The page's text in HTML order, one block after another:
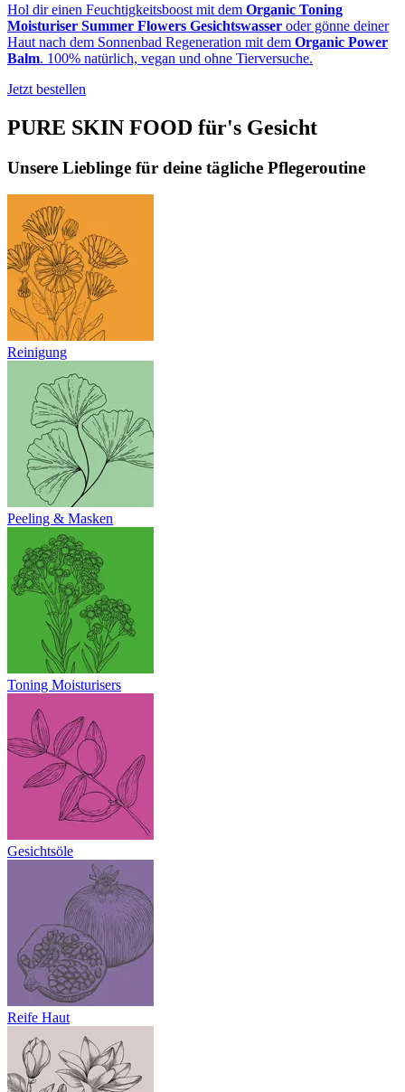
Hol dir einen Feuchtigkeitsboost mit dem Organic Toning
Moisturiser Summer Flowers Gesichtswasser oder gönne deiner
Haut nach dem Sonnenbad Regeneration mit dem Organic Power
Balm. 100% natürlich, vegan und ohne Tierversuche.
Jetzt bestellen
PURE SKIN FOOD für's Gesicht
Unsere Lieblinge für deine tägliche Pflegeroutine
Reinigung
Peeling & Masken
Toning Moisturisers
Gesichtsöle
Reife Haut